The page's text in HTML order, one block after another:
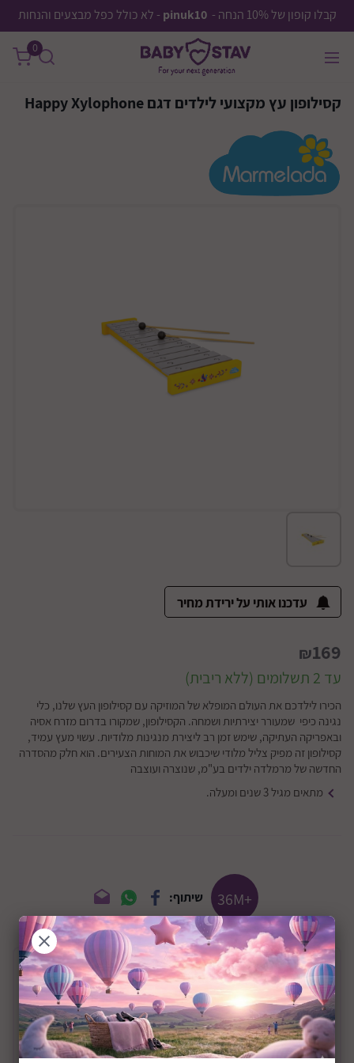
קבלו קופון של 10% הנחה - pinuk10 - לא כולל כפל מבצעים והנחות
0
קסילופון עץ מקצועי לילדים דגם Happy Xylophone
עדכנו אותי על ירידת מחיר
₪169
עד 2 תשלומים (ללא ריבית)
הכירו לילדכם את העולם המופלא של המוזיקה עם קסילופון העץ שלנו, כלי
נגינה כיפי שמעורר יצירתיות ושמחה. הקסילופון, שמקורו בדרום מזרח אסיה
ובאפריקה העתיקה, שימש זמן רב ליצירת מנגינות מלודיות. עשוי מעץ עמיד,
קסילופון זה מפיק צליל מלודי שיכבוש את המוחות הצעירים. הוא חלק מהסדרה
החדשה של מרמלדה ילדים בע"מ, שנוצרה ועוצבה
מתאים מגיל 3 שנים ומעלה.
+36M שיתוף:
תיאור המוצר
קסילופון עץ מקצועי לילדים דגם Happy
Xylophone